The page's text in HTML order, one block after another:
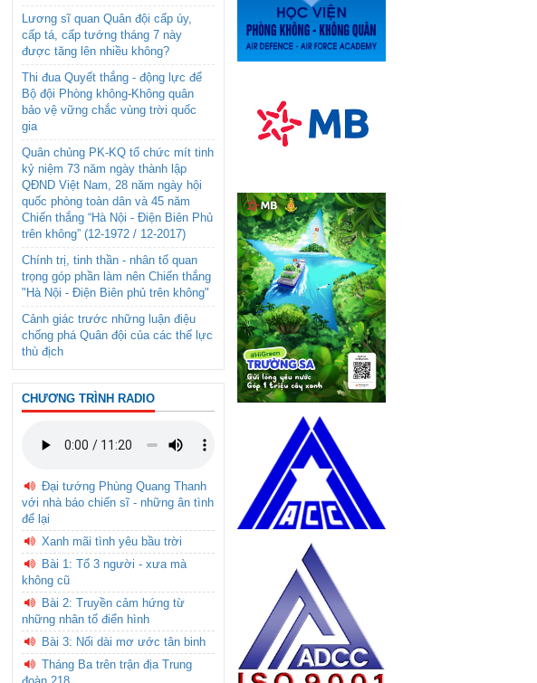
Lương sĩ quan Quân đội cấp úy,
cấp tá, cấp tướng tháng 7 này
được tăng lên nhiều không?
Thi đua Quyết thắng - động lực để
Bộ đội Phòng không-Không quân
bảo vệ vững chắc vùng trời quốc
gia
Quân chủng PK-KQ tổ chức mít tinh
kỷ niệm 73 năm ngày thành lập
QĐND Việt Nam, 28 năm ngày hội
quốc phòng toàn dân và 45 năm
Chiến thắng “Hà Nội - Điện Biên Phủ
trên không” (12-1972 / 12-2017)
Chính trị, tinh thần - nhân tố quan
trọng góp phần làm nên Chiến thắng
"Hà Nội - Điện Biên phủ trên không"
Cảnh giác trước những luận điệu
chống phá Quân đội của các thế lực
thù địch
CHƯƠNG TRÌNH RADIO
Đại tướng Phùng Quang Thanh
với nhà báo chiến sĩ - những ân tình
để lại
Xanh mãi tình yêu bầu trời
Bài 1: Tổ 3 người - xưa mà
không cũ
Bài 2: Truyền cảm hứng từ
những nhân tố điển hình
Bài 3: Nối dài mơ ước tân binh
Tháng Ba trên trận địa Trung